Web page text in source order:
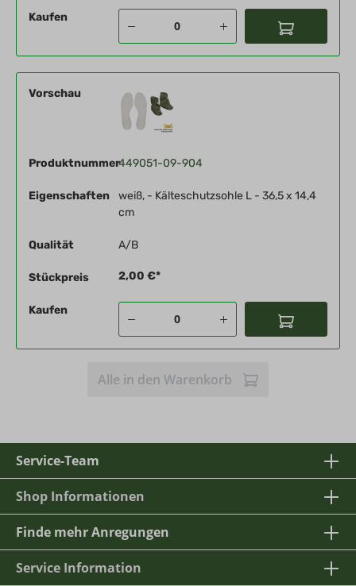
Kaufen
Vorschau
Produktnummer449051-09-904
Eigenschaften
weiß, - Kälteschutzsohle L - 36,5 x 14,4
cm
Qualität A/B
Stückpreis 2,00 €*
Kaufen
Alle in den Warenkorb
Service-Team
Shop Informationen
Finde mehr Anregungen
Service Information